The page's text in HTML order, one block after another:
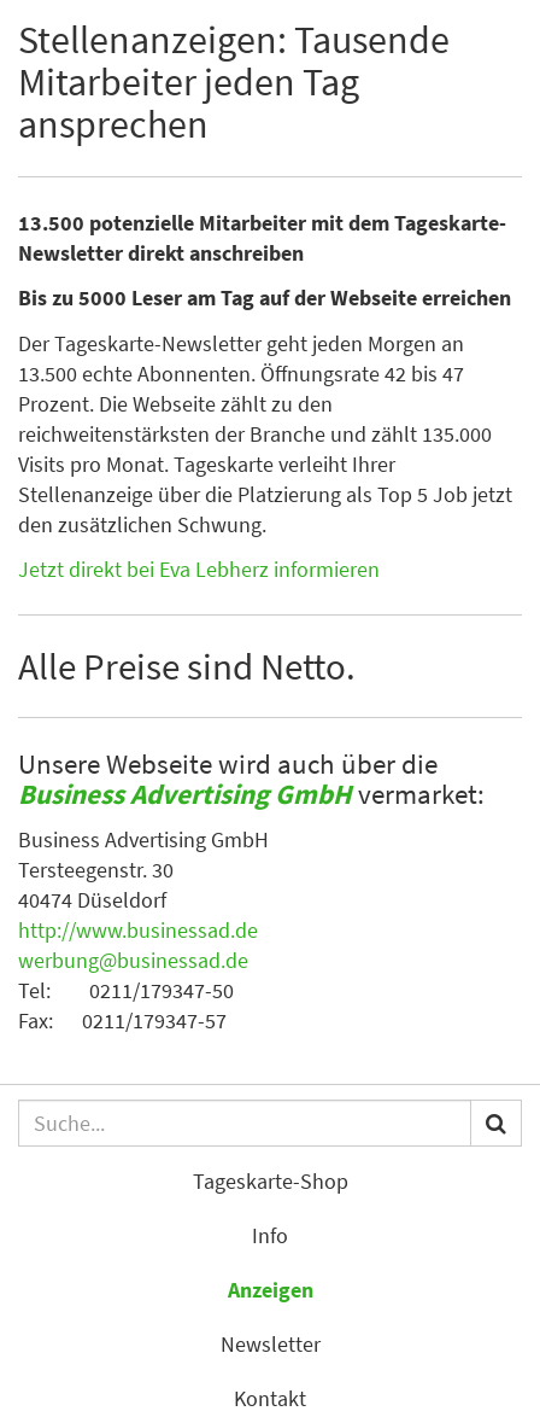
Stellenanzeigen: Tausende
Mitarbeiter jeden Tag
ansprechen
13.500 potenzielle Mitarbeiter mit dem Tageskarte-
Newsletter direkt anschreiben
Bis zu 5000 Leser am Tag auf der Webseite erreichen
Der Tageskarte-Newsletter geht jeden Morgen an
13.500 echte Abonnenten. Öffnungsrate 42 bis 47
Prozent. Die Webseite zählt zu den
reichweitenstärksten der Branche und zählt 135.000
Visits pro Monat. Tageskarte verleiht Ihrer
Stellenanzeige über die Platzierung als Top 5 Job jetzt
den zusätzlichen Schwung.
Jetzt direkt bei Eva Lebherz informieren
Alle Preise sind Netto.
Unsere Webseite wird auch über die
Business Advertising GmbHvermarket:
Business Advertising GmbH
Tersteegenstr. 30
40474 Düseldorf
http://www.businessad.de
werbung@businessad.de
Tel: 0211/179347-50
Fax: 0211/179347-57
Tageskarte-Shop
Info
Anzeigen
Newsletter
Kontakt